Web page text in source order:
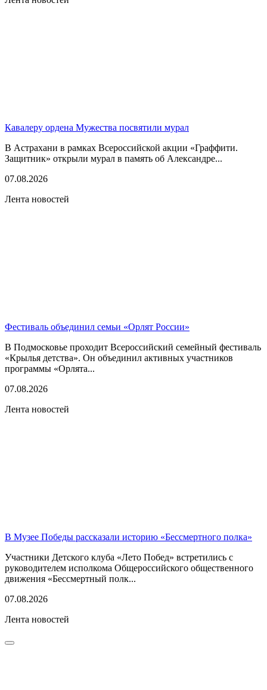
Кавалеру ордена Мужества посвятили мурал
В Астрахани в рамках Всероссийской акции «Граффити.
Защитник» открыли мурал в память об Александре...
07.08.2026
Лента новостей
Фестиваль объединил семьи «Орлят России»
В Подмосковье проходит Всероссийский семейный фестиваль
«Крылья детства». Он объединил активных участников
программы «Орлята...
07.08.2026
Лента новостей
В Музее Победы рассказали историю «Бессмертного полка»
Участники Детского клуба «Лето Побед» встретились с
руководителем исполкома Общероссийского общественного
движения «Бессмертный полк...
07.08.2026
Лента новостей